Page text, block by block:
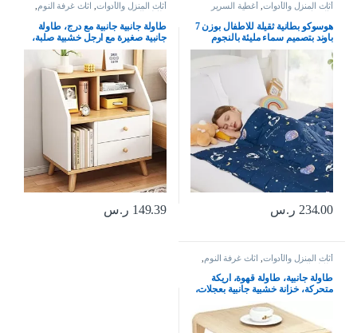
أثاث المنزل والأدوات أغطية السرير
والوسائد
هوسوكو بطانية ثقيلة للاطفال بوزن 7
باوند بتصميم سماء مليئة بالنجوم
باللون الكحلي، بطانية ثقيلة للاطفال
الصغار، بطانية ثقيلة للاطفال الصغار
(41 × 60 انش، 7 باوند)
234.00 ر.س
أثاث المنزل والأدوات اثاث غرفة النوم
طاولة السرير
طاولة جانبية جانبية مع درج، طاولة
جانبية صغيرة مع ارجل خشبية صلبة،
طاولة بجانب السرير للتخزين، طاولة
بيضاء مع منظم خزانة ملفات في غرفة
المعيشة وغرفة النوم والمكتب (50 ×
30 × 60 سم)
149.39 ر.س
أثاث المنزل والأدوات اثاث غرفة النوم
طاولة السرير
طاولة جانبية، طاولة قهوة، اريكة
متحركة، خزانة خشبية جانبية بعجلات،
طالوة ركن وبجانب السرير (اللون: